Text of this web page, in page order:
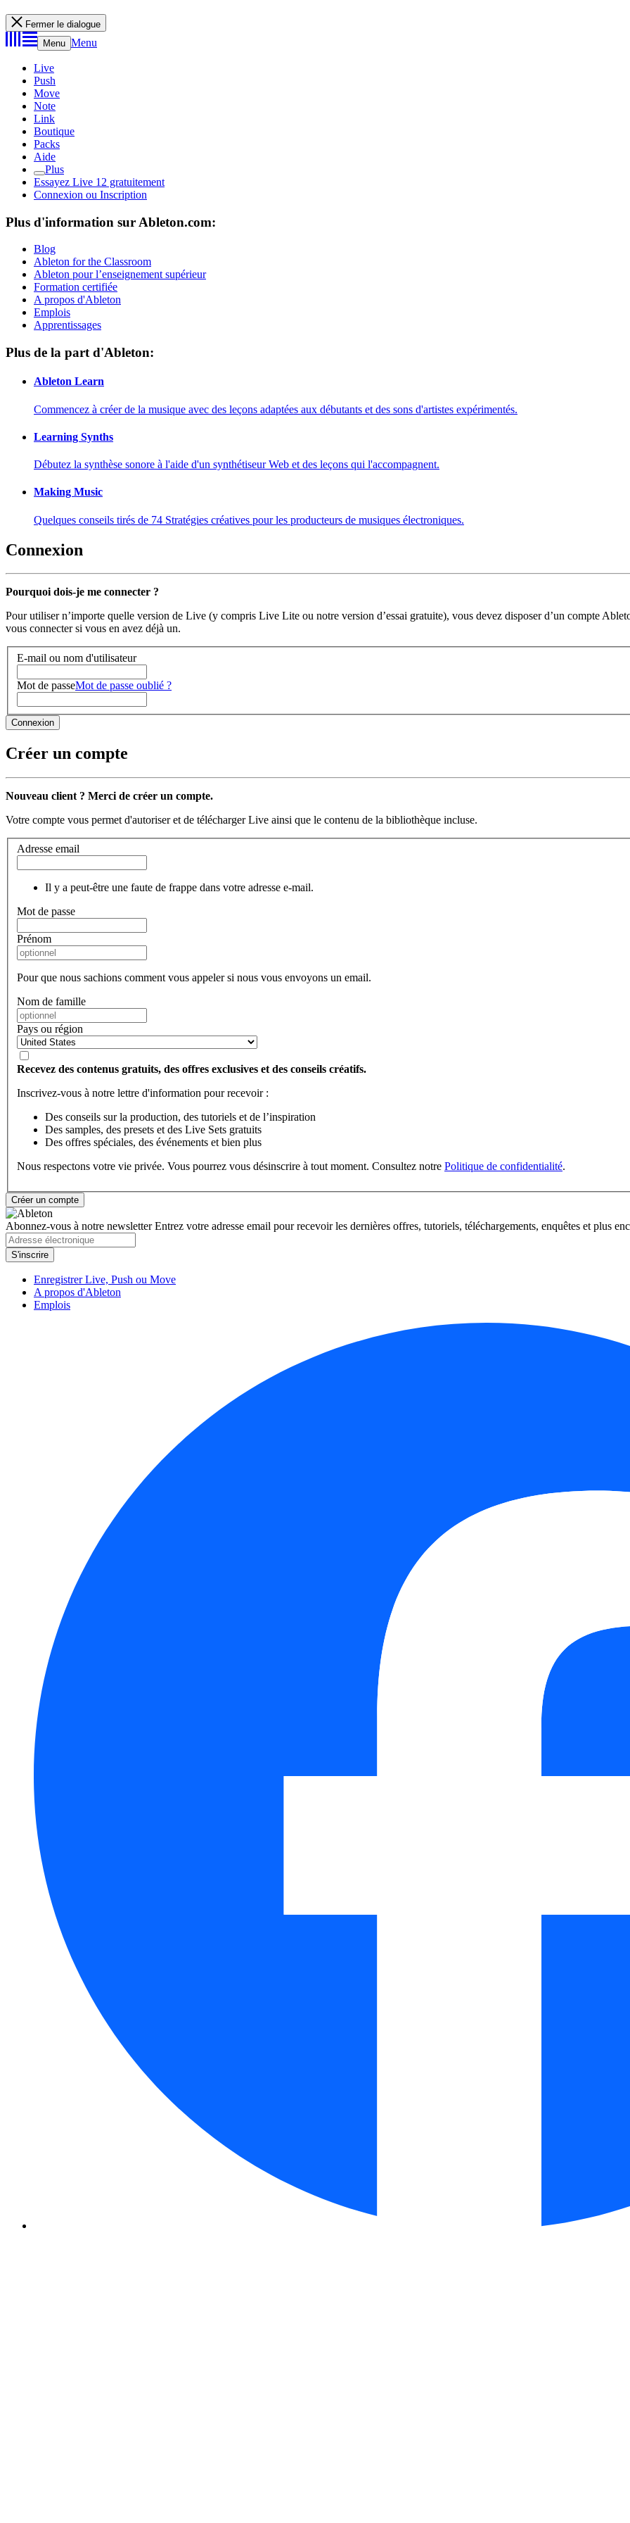
Fermer le dialogue
Menu Menu
Live
Push
Move
Note
Link
Boutique
Packs
Aide
Plus
Essayez Live 12 gratuitement
Connexion ou Inscription
Plus d'information sur Ableton.com:
Blog
Ableton for the Classroom
Ableton pour l’enseignement supérieur
Formation certifiée
A propos d'Ableton
Emplois
Apprentissages
Plus de la part d'Ableton:
Ableton Learn
Commencez à créer de la musique avec des leçons adaptées aux débutants et des sons d'artistes expérimentés.
Learning Synths
Débutez la synthèse sonore à l'aide d'un synthétiseur Web et des leçons qui l'accompagnent.
Making Music
Quelques conseils tirés de 74 Stratégies créatives pour les producteurs de musiques électroniques.
Connexion
Pourquoi dois-je me connecter ?
Pour utiliser n’importe quelle version de Live (y compris Live Lite ou notre version d’essai gratuite), vous devez disposer d’un compte
vous connecter si vous en avez déjà un.
E-mail ou nom d'utilisateur
Mot de passeMot de passe oublié ?
Créer un compte
Nouveau client ? Merci de créer un compte.
Votre compte vous permet d'autoriser et de télécharger Live ainsi que le contenu de la bibliothèque incluse.
Adresse email
Il y a peut-être une faute de frappe dans votre adresse e-mail.
Mot de passe
Prénom
Pour que nous sachions comment vous appeler si nous vous envoyons un email.
Nom de famille
Pays ou région
Recevez des contenus gratuits, des offres exclusives et des conseils créatifs.
Inscrivez-vous à notre lettre d'information pour recevoir :
Des conseils sur la production, des tutoriels et de l’inspiration
Des samples, des presets et des Live Sets gratuits
Des offres spéciales, des événements et bien plus
Nous respectons votre vie privée. Vous pourrez vous désinscrire à tout moment. Consultez notre Politique de confidentialité.
Abonnez-vous à notre newsletterEntrez votre adresse email pour recevoir les dernières offres, tutoriels, téléchargements, enquêtes et plus
Enregistrer Live, Push ou Move
A propos d'Ableton
Emplois